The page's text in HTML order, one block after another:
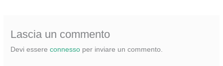
Lascia un commento
Devi essereconnesso per inviare un commento.